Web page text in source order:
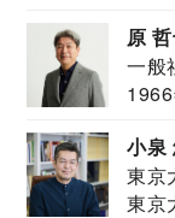
原
一般
小泉
東京
東京